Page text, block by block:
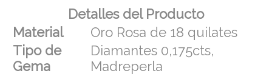
Detalles del Producto
Material
Oro Rosa de 18 quilates
Tipo de
Gema
Diamantes 0,175cts,
Madreperla